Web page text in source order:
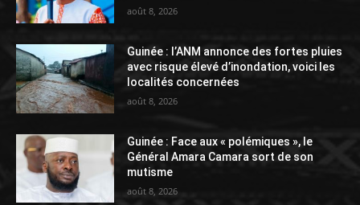
août 8, 2026
Guinée : l’ANM annonce des fortes pluies
avec risque élevé d’inondation, voici les
localités concernées
août 8, 2026
Guinée : Face aux « polémiques », le
Général Amara Camara sort de son
mutisme
août 8, 2026